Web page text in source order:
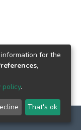
for the
policy.
That's ok